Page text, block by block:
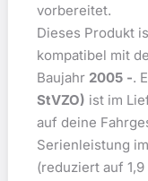
vorbereitet.
Dieses Produkt
kompatibel mit
Baujahr 2005 -.
StVZO) ist im
auf deine
Serienleistung
(reduziert auf 1,9